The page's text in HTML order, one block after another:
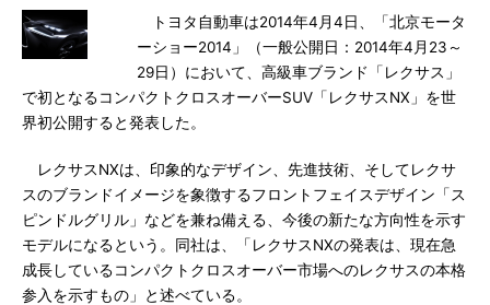
トヨタ自動車は2014年4月4日、「北京モータ
ーショー2014」（一般公開日：2014年4月23～
29日）において、高級車ブランド「レクサス」
で初となるコンパクトクロスオーバーSUV「レクサスNX」を世
界初公開すると発表した。
レクサスNXは、印象的なデザイン、先進技術、そしてレクサ
スのブランドイメージを象徴するフロントフェイスデザイン「ス
ピンドルグリル」などを兼ね備える、今後の新たな方向性を示す
モデルになるという。同社は、「レクサスNXの発表は、現在急
成長しているコンパクトクロスオーバー市場へのレクサスの本格
参入を示すもの」と述べている。